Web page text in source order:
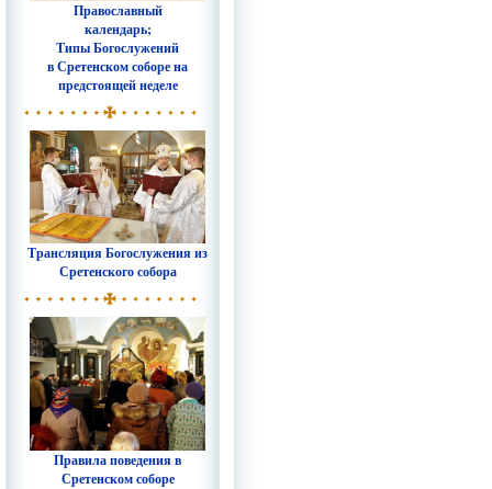
Православный
календарь;
Типы Богослужений
в Сретенском соборе на
предстоящей неделе
Трансляция Богослужения из
Сретенского собора
Правила поведения в
Сретенском соборе